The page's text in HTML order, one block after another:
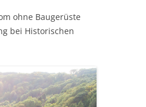
ohne Baugerüste
bei Historischen